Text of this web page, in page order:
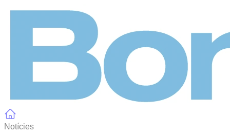
Notícies